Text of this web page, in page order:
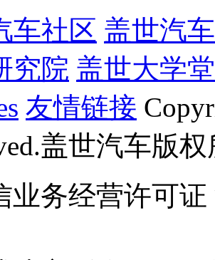
车社区 盖世汽
究院 盖世大学堂
友情链接
盖世汽车版
业务经营许可证